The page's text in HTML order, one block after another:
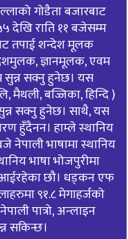
गोडैता बजारबाट
देखि राति ११ बजेसम्म
तपाई शन्देश मूलक
ज्ञानमूलक, एवम
सुन्न सक्नु हुनेछ। यस
मैथली, बज्जिका, हिन्दि )
सक्नु हुनेछ। साथै, यस
हुँदैनन। हाम्ले स्थानिय
नेपाली भाषामा स्थानिय
भाषा भोजपुरीमा
आईरहेका छौ। धड्कन एफ
९१.८ मेगाहर्जको
पात्रो, अन्लाइन
सकिन्छ।